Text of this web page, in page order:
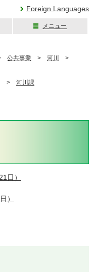
Foreign Languages
メニュー
公共事業 > 河川
>
> 河川課
日）
）